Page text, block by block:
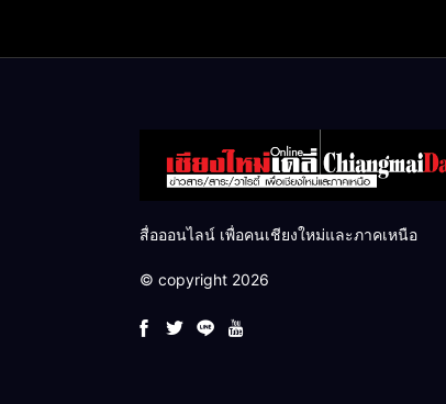
สื่อออนไลน์ เพื่อคนเชียงใหม่และภาคเหนือ
© copyright 2026